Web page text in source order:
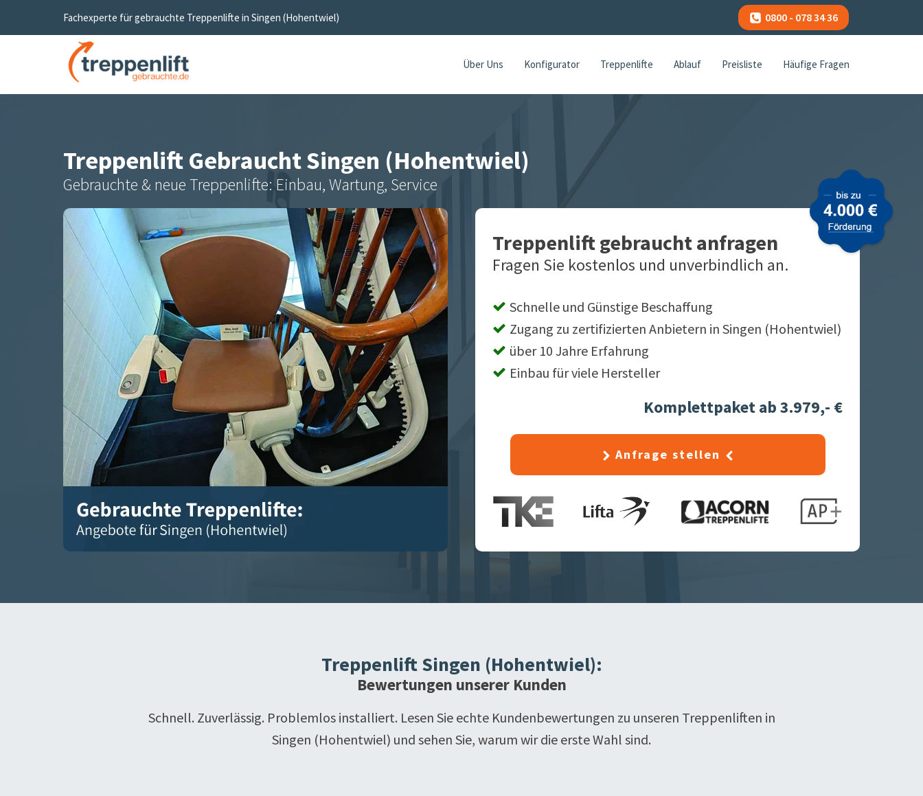
Fachexperte für gebrauchte Treppenlifte in Singen (Hohentwiel) 0800 - 078 34 36
Über Uns Konfigurator Treppenlifte Ablauf Preisliste Häufige Fragen
Treppenlift GebrauchtSingen (Hohentwiel)
Gebrauchte & neue Treppenlifte: Einbau, Wartung, Service
Treppenlift gebraucht anfragen
Fragen Sie kostenlos und unverbindlich an.
Schnelle und Günstige Beschaffung
Zugang zu zertifizierten Anbietern in Singen (Hohentwiel)
über 10 Jahre Erfahrung
Einbau für viele Hersteller
Komplettpaket ab 3.979,- €
Anfrage stellen
TreppenliftSingen (Hohentwiel):
Bewertungen unserer Kunden
Schnell. Zuverlässig. Problemlos installiert. Lesen Sie echte Kundenbewertungen zu unseren Treppenliften in
Singen (Hohentwiel) und sehen Sie, warum wir die erste Wahl sind.